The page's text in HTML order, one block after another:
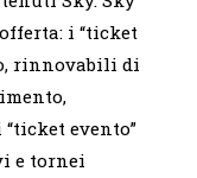
i “ticket
rinnovabili di
evento”
e tornei